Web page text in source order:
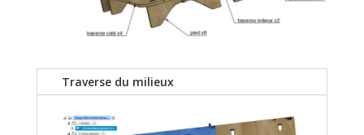
Traverse du milieux